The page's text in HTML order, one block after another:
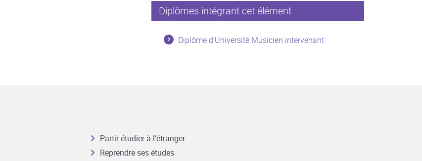
Diplômes intégrant cet élément
Diplôme d'Université Musicien intervenant
Partir étudier à l’étranger
Reprendre ses études